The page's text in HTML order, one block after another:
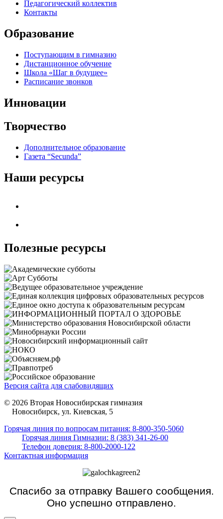
Педагогический коллектив
Контакты
Образование
Поступающим в гимназию
Дистанционное обучение
Школа «Шаг в будущее»
Расписание звонков
Инновации
Творчество
Дополнительное образование
Газета “Secunda”
Наши ресурсы
Полезные ресурсы
Версия сайта для слабовидящих
© 2026 Вторая Новосибирская гимназия
Новосибирск, ул. Киевская, 5
Горячая линия по вопросам питания: 8-800-350-5060
Горячая линия Гимназии: 8 (383) 341-26-00
Телефон доверия: 8-800-2000-122
Контактная информация
Спасибо за отправку Вашего сообщения.
Оно успешно отправлено.